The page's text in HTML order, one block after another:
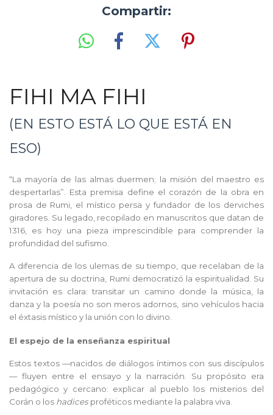
Compartir:
FIHI MA FIHI
(EN ESTO ESTÁ LO QUE ESTÁ EN
ESO)
“La mayoría de las almas duermen; la misión del maestro es
despertarlas”. Esta premisa define el corazón de la obra en
prosa de Rumi, el místico persa y fundador de los derviches
giradores. Su legado, recopilado en manuscritos que datan de
1316, es hoy una pieza imprescindible para comprender la
profundidad del sufismo.
A diferencia de los ulemas de su tiempo, que recelaban de la
apertura de su doctrina, Rumi democratizó la espiritualidad. Su
invitación es clara: transitar un camino donde la música, la
danza y la poesía no son meros adornos, sino vehículos hacia
el éxtasis místico y la unión con lo divino.
El espejo de la enseñanza espiritual
Estos textos —nacidos de diálogos íntimos con sus discípulos
— fluyen entre el ensayo y la narración. Su propósito era
pedagógico y cercano: explicar al pueblo los misterios del
Corán o los hadices proféticos mediante la palabra viva.